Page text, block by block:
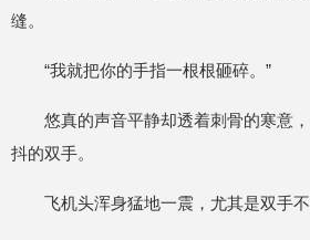
缝。
“我就把你的手指一根根砸碎。”
悠真的声音平静却透着刺骨的寒意
抖的双手。
飞机头浑身猛地一震，尤其是双手不